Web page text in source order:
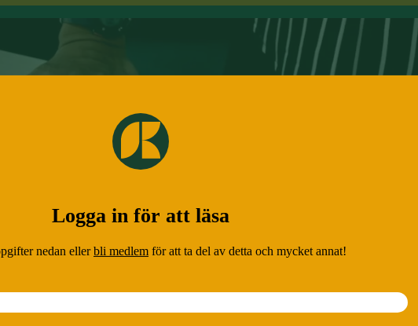
Logga in för att läsa
nedan ellerbli medlem för att ta del av detta och mycket annat!